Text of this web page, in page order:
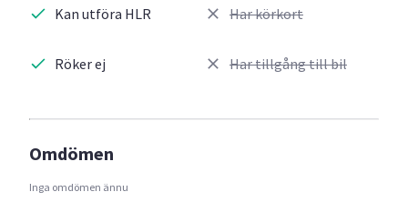
Kan utföra HLR
Röker ej
Har körkort
Har tillgång till bil
Omdömen
Inga omdömen ännu